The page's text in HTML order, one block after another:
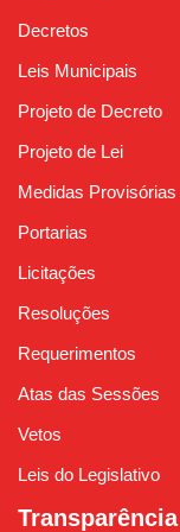
Decretos
Leis Municipais
Projeto de Decreto
Projeto de Lei
Medidas Provisórias
Portarias
Licitações
Resoluções
Requerimentos
Atas das Sessões
Vetos
Leis do Legislativo
Transparência